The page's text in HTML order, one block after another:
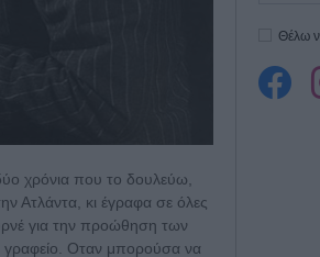
χρόνια που το δουλεύω,
Ατλάντα, κι έγραφα σε όλες
για την προώθηση των
γραφείο. Οταν μπορούσα να
Θέλω